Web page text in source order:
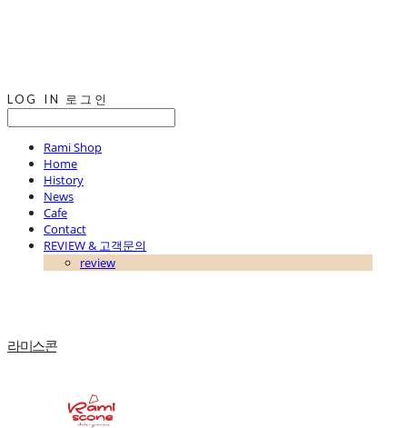
LOG IN 로그인
Rami Shop
Home
History
News
Cafe
Contact
REVIEW & 고객문의
review
라미스콘